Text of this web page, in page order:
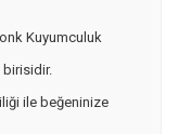
Kuyumculuk
birisidir.
ile beğeninize